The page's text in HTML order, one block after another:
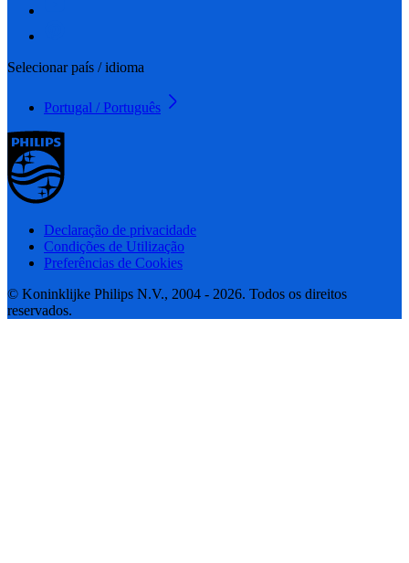
Selecionar país / idioma
Portugal / Português
Declaração de privacidade
Condições de Utilização
Preferências de Cookies
© Koninklijke Philips N.V., 2004 - 2026. Todos os direitos
reservados.